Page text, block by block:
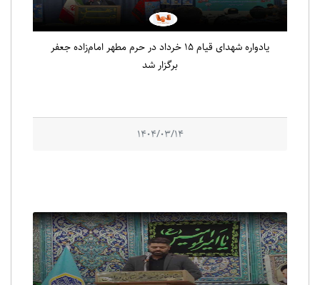
یادواره شهدای قیام ۱۵ خرداد در حرم مطهر امام‌زاده جعفر
برگزار شد
1404/03/14